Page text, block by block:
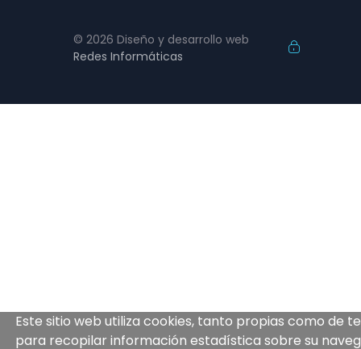
© 2026 Diseño y desarrollo web
Redes Informáticas
Este sitio web utiliza cookies, tanto propias como de
para recopilar información estadística sobre su